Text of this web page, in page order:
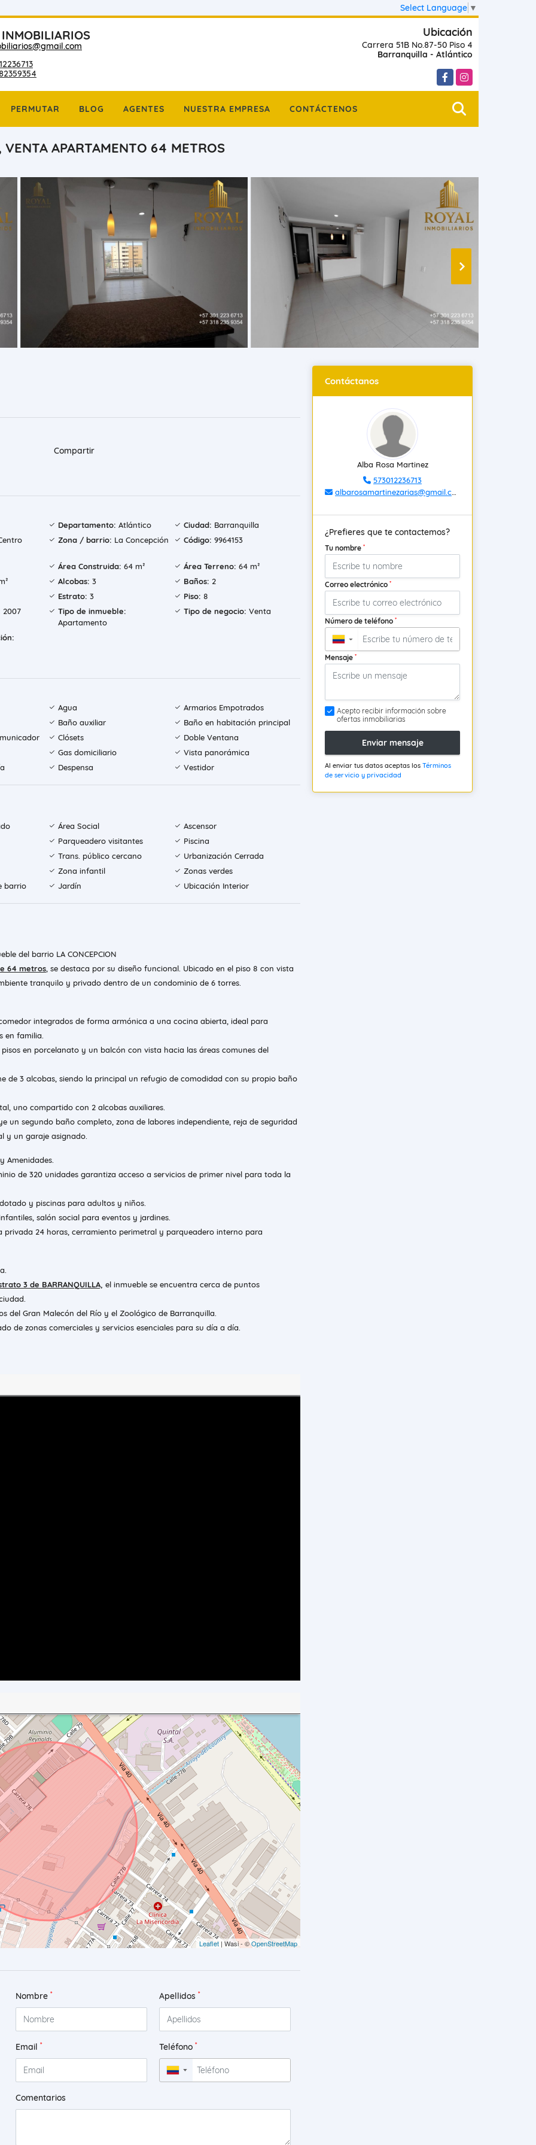
Select Language ▼
Ubicación
Carrera 51B No.87-50 Piso 4
Barranquilla - Atlántico
FacebookInstagram
PERMUTAR BLOG AGENTES NUESTRA EMPRESA CONTÁCTENOS
APARTAMENTO 64 METROS
Compartir
Departamento: Atlántico Ciudad: Barranquilla
Zona / barrio: La Concepción Código: 9964153
Área Construida: 64 m² Área Terreno: 64 m²
Alcobas: 3 Baños: 2
Estrato: 3 Piso: 8
2007
Tipo de inmueble:
Apartamento
Tipo de negocio: Venta
Agua
Armarios Empotrados
Baño auxiliar
Baño en habitación principal
Clósets
Doble Ventana
Gas domiciliario
Vista panorámica
Despensa Vestidor
Área Social
Ascensor
Parqueadero visitantes
Piscina
Trans. público cercano
Urbanización Cerrada
Zona infantil
Zonas verdes
barrio
Jardín Ubicación Interior
del barrio LA CONCEPCION
64 metros, se destaca por su diseño funcional. Ubicado en el piso 8 con vista
tranquilo y privado dentro de un condominio de 6 torres.
integrados de forma armónica a una cocina abierta, ideal para
en familia.
en porcelanato y un balcón con vista hacia las áreas comunes del
de 3 alcobas, siendo la principal un refugio de comodidad con su propio baño
uno compartido con 2 alcobas auxiliares.
un segundo baño completo, zona de labores independiente, reja de seguridad
y un garaje asignado.
Amenidades.
de 320 unidades garantiza acceso a servicios de primer nivel para toda la
y piscinas para adultos y niños.
salón social para eventos y jardines.
privada 24 horas, cerramiento perimetral y parqueadero interno para
3 de BARRANQUILLA, el inmueble se encuentra cerca de puntos
del Gran Malecón del Río y el Zoológico de Barranquilla.
de zonas comerciales y servicios esenciales para su día a día.
Leaflet | Wasi - ©OpenStreetMap
Nombre * Apellidos *
Email * Teléfono *
▼
Comentarios
Contáctanos
Alba Rosa Martinez
573012236713
albarosamartinezarias@gmail.com
¿Prefieres que te contactemos?
Tu nombre *
Correo electrónico *
Número de teléfono *
▼
Mensaje *
Acepto recibir información sobre
ofertas inmobiliarias
Enviar mensaje
Al enviar tus datos aceptas los Términos
de servicio y privacidad